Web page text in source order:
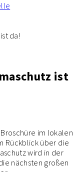
da!
ist
im lokalen
Rückblick über die
wird in der
nächsten großen